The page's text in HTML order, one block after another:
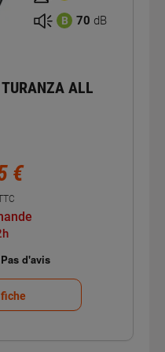
B 70 dB
ALL
€